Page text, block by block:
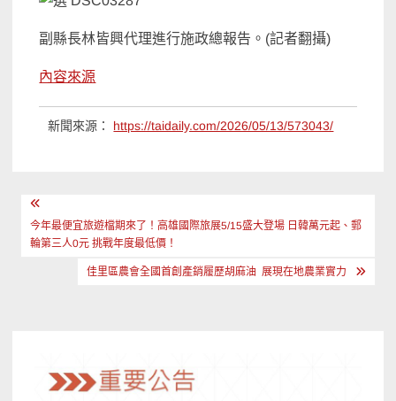
副縣長林皆興代理進行施政總報告。(記者翻攝)
內容來源
新聞來源： https://taidaily.com/2026/05/13/573043/
文
章
今年最便宜旅遊檔期來了！高雄國際旅展5/15盛大登場 日韓萬元起、郵
輪第三人0元 挑戰年度最低價！
佳里區農會全國首創產銷履歷胡麻油 展現在地農業實力